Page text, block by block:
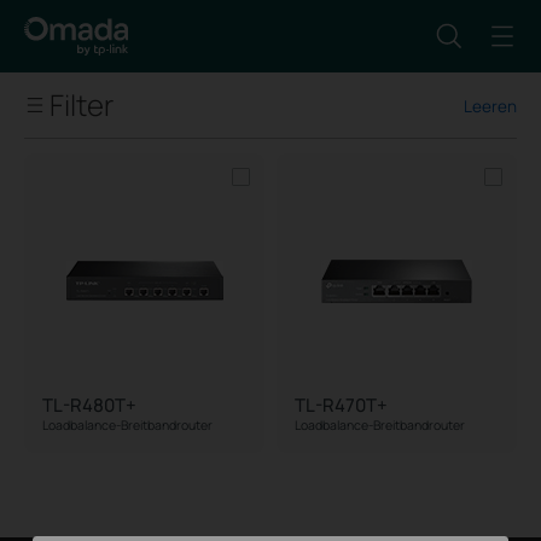
Leeren
Filter
Ethernet-Port
TL-R480T+
Loadbalance-Breitbandrouter
TL-R470T+
Loadbalance-Breitbandrouter